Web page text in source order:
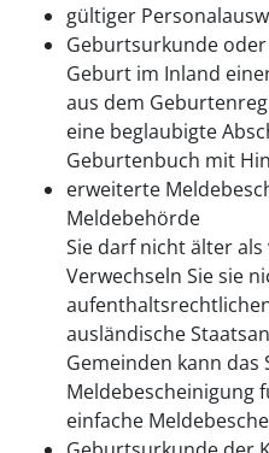
gültiger
Geburtsurkunde
Geburt im Inland
aus dem
eine beglaubigte
Geburtenbuch mit
erweiterte
Meldebehörde
Sie darf nicht älter als
Verwechseln Sie sie
ausländische
Gemeinden kann
Meldebescheinigung
einfache